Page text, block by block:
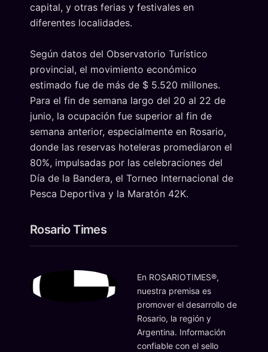
capital, y otras ferias y festivales en
diferentes localidades.
Según datos del Observatorio Turístico
provincial, el movimiento económico
estimado fue de más de $ 5.520 millones.
Para el fin de semana largo del 20 al 22 de
junio, la ocupación fue superior al fin de
semana anterior, especialmente en Rosario,
donde las reservas hoteleras promediaron el
80%, impulsadas por las celebraciones del
Día de la Bandera, el Torneo Internacional de
Pesca Deportiva y la Maratón 42K.
Rosario Times
En ROSARIOTIMES®,
nuestra premisa es
promover el desarrollo de
Rosario, la región y
Argentina. Información
confiable con el sello